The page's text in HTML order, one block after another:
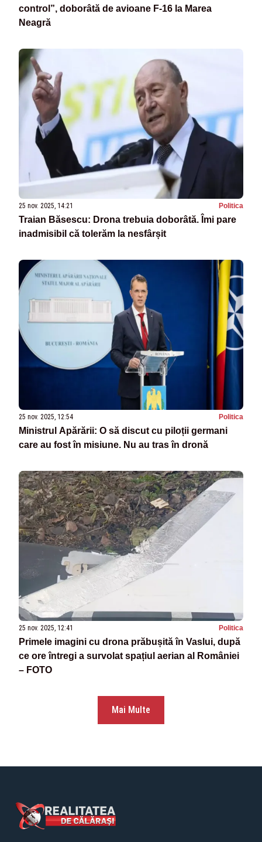
control”, doborâtă de avioane F-16 la Marea
Neagră
25 nov. 2025, 14:21 Politica
Traian Băsescu: Drona trebuia doborâtă. Îmi pare
inadmisibil că tolerăm la nesfârșit
25 nov. 2025, 12:54 Politica
Ministrul Apărării: O să discut cu piloții germani
care au fost în misiune. Nu au tras în dronă
25 nov. 2025, 12:41 Politica
Primele imagini cu drona prăbușită în Vaslui, după
ce ore întregi a survolat spațiul aerian al României
– FOTO
Mai Multe